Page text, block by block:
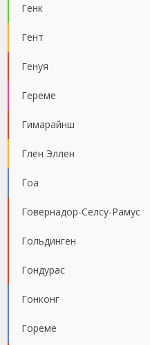
Генк
Гент
Генуя
Гереме
Гимарайнш
Глен Эллен
Гоа
Говернадор-Селсу-Рамус
Гольдинген
Гондурас
Гонконг
Гореме